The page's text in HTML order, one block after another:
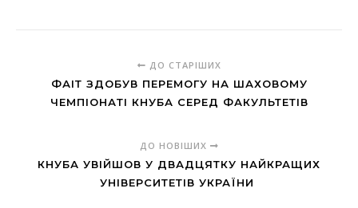
ДО СТАРІШИХ
ФАІТ ЗДОБУВ ПЕРЕМОГУ НА ШАХОВОМУ
ЧЕМПІОНАТІ КНУБА СЕРЕД ФАКУЛЬТЕТІВ
ДО НОВІШИХ
КНУБА УВІЙШОВ У ДВАДЦЯТКУ НАЙКРАЩИХ
УНІВЕРСИТЕТІВ УКРАЇНИ